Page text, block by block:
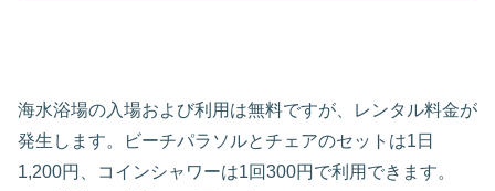
海水浴場の入場および利用は無料ですが、レンタル料金が
発生します。ビーチパラソルとチェアのセットは1日
1,200円、コインシャワーは1回300円で利用できます。